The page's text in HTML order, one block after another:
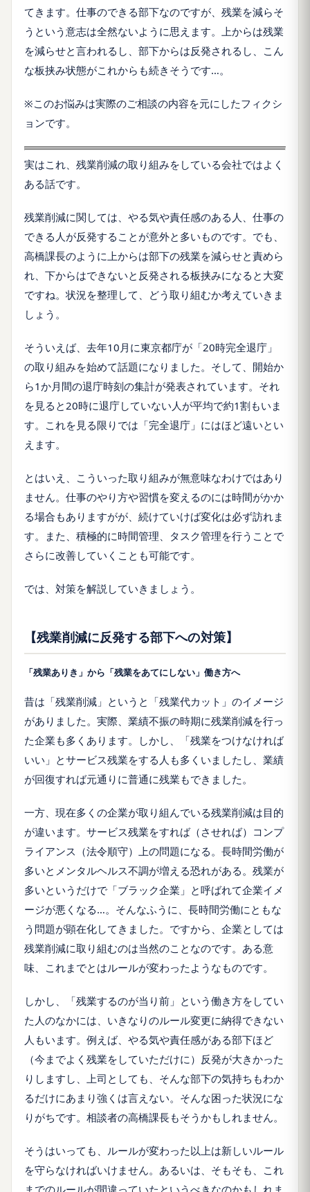
てきます。仕事のできる部下なのですが、残業を減らそ
うという意志は全然ないように思えます。上からは残業
を減らせと言われるし、部下からは反発されるし、こん
な板挟み状態がこれからも続きそうです…。
※このお悩みは実際のご相談の内容を元にしたフィクシ
ョンです。
実はこれ、残業削減の取り組みをしている会社ではよく
ある話です。
残業削減に関しては、やる気や責任感のある人、仕事の
できる人が反発することが意外と多いものです。でも、
高橋課長のように上からは部下の残業を減らせと責めら
れ、下からはできないと反発される板挟みになると大変
ですね。状況を整理して、どう取り組むか考えていきま
しょう。
そういえば、去年10月に東京都庁が「20時完全退庁」
の取り組みを始めて話題になりました。そして、開始か
ら1か月間の退庁時刻の集計が発表されています。それ
を見ると20時に退庁していない人が平均で約1割もいま
す。これを見る限りでは「完全退庁」にはほど遠いとい
えます。
とはいえ、こういった取り組みが無意味なわけではあり
ません。仕事のやり方や習慣を変えるのには時間がかか
る場合もありますがが、続けていけば変化は必ず訪れま
す。また、積極的に時間管理、タスク管理を行うことで
さらに改善していくことも可能です。
では、対策を解説していきましょう。
【残業削減に反発する部下への対策】
「残業ありき」から「残業をあてにしない」働き方へ
昔は「残業削減」というと「残業代カット」のイメージ
がありました。実際、業績不振の時期に残業削減を行っ
た企業も多くあります。しかし、「残業をつけなければ
いい」とサービス残業をする人も多くいましたし、業績
が回復すれば元通りに普通に残業もできました。
一方、現在多くの企業が取り組んでいる残業削減は目的
が違います。サービス残業をすれば（させれば）コンプ
ライアンス（法令順守）上の問題になる。長時間労働が
多いとメンタルヘルス不調が増える恐れがある。残業が
多いというだけで「ブラック企業」と呼ばれて企業イメ
ージが悪くなる…。そんなふうに、長時間労働にともな
う問題が顕在化してきました。ですから、企業としては
残業削減に取り組むのは当然のことなのです。ある意
味、これまでとはルールが変わったようなものです。
しかし、「残業するのが当り前」という働き方をしてい
た人のなかには、いきなりのルール変更に納得できない
人もいます。例えば、やる気や責任感がある部下ほど
（今までよく残業をしていただけに）反発が大きかった
りしますし、上司としても、そんな部下の気持ちもわか
るだけにあまり強くは言えない。そんな困った状況にな
りがちです。相談者の高橋課長もそうかもしれません。
そうはいっても、ルールが変わった以上は新しいルール
を守らなければいけません。あるいは、そもそも、これ
までのルールが間違っていたというべきなのかもしれま